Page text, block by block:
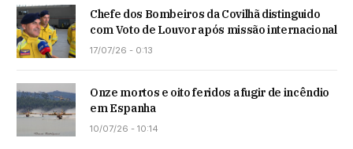
Chefe dos Bombeiros da Covilhã distinguido
com Voto de Louvor após missão internacional
17/07/26 - 0:13
Onze mortos e oito feridos a fugir de incêndio
em Espanha
10/07/26 - 10:14